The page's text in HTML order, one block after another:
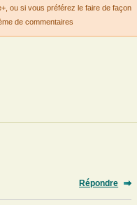
ou si vous préférez le faire de façon
de commentaires
Répondre